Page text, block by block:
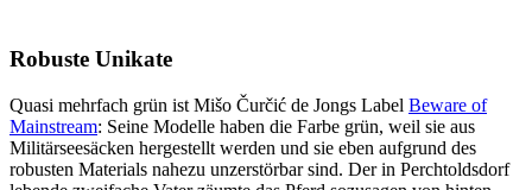
Robuste Unikate
Quasi mehrfach grün ist Mišo Čurčić de Jongs Label Beware of
Mainstream: Seine Modelle haben die Farbe grün, weil sie aus
Militärseesäcken hergestellt werden und sie eben aufgrund des
robusten Materials nahezu unzerstörbar sind. Der in Perchtoldsdorf